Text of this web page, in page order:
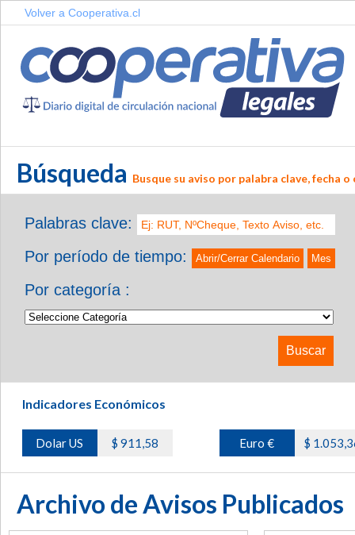
Volver a Cooperativa.cl
Búsqueda Busque su aviso por palabra clave, fecha
Palabras clave:
Por período de tiempo:
Abrir/Cerrar Calendario Mes
Por categoría :
Indicadores Económicos
Dolar US $ 911,58 Euro € $
Archivo de Avisos Publicados